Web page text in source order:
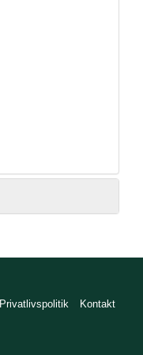
Privatlivspolitik Kontakt